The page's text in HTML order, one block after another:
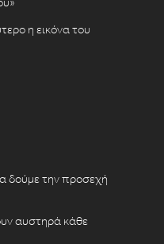
η εικόνα του
την προσεχή
αυστηρά κάθε